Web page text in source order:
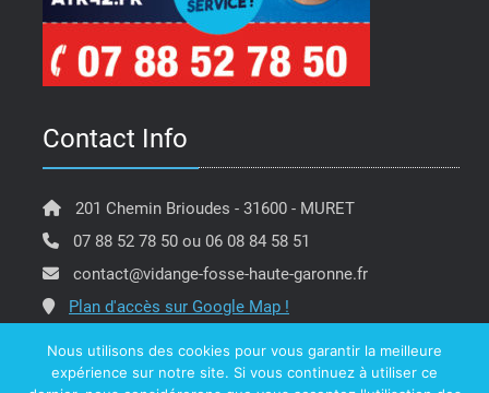
Contact Info
201 Chemin Brioudes - 31600 - MURET
07 88 52 78 50 ou 06 08 84 58 51
contact@vidange-fosse-haute-garonne.fr
Plan d'accès sur Google Map !
Nous utilisons des cookies pour vous garantir la meilleure
expérience sur notre site. Si vous continuez à utiliser ce